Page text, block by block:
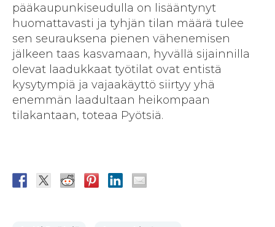
pääkaupunkiseudulla on lisääntynyt
huomattavasti ja tyhjän tilan määrä tulee
sen seurauksena pienen vähenemisen
jälkeen taas kasvamaan, hyvällä sijainnilla
olevat laadukkaat työtilat ovat entistä
kysytympiä ja vajaakäyttö siirtyy yhä
enemmän laadultaan heikompaan
tilakantaan, toteaa Pyötsiä.